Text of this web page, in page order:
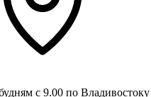
с 9.00 по